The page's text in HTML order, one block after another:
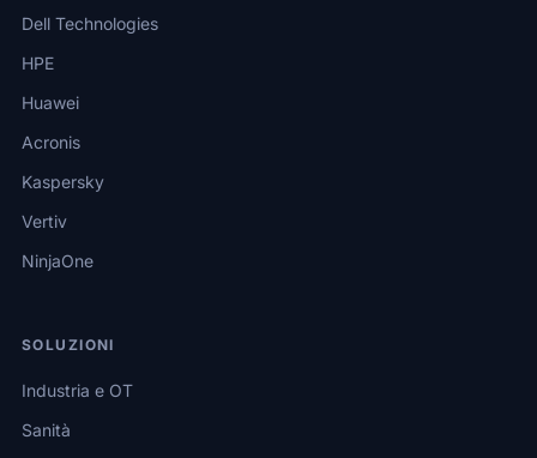
Dell Technologies
HPE
Huawei
Acronis
Kaspersky
Vertiv
NinjaOne
SOLUZIONI
Industria e OT
Sanità